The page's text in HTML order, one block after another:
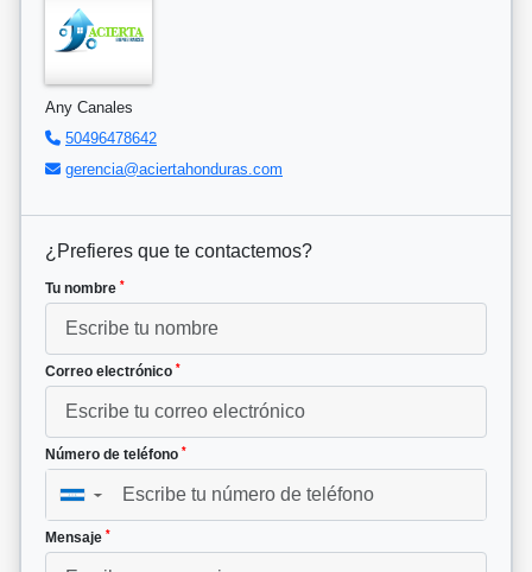
Any Canales
50496478642
gerencia@aciertahonduras.com
¿Prefieres que te contactemos?
Tu nombre *
Correo electrónico *
Número de teléfono *
▼
Mensaje *